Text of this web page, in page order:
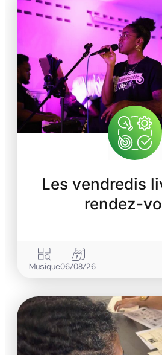
Les vendredis
rendez-
Musique06/08/26